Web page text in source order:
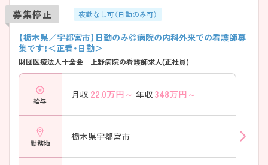
募集停止 夜勤なし可（日勤のみ可）
【栃木県／宇都宮市】日勤のみ◎病院の内科外来での看護師募
集です！＜正看・日勤＞
財団医療法人十全会 上野病院の看護師求人(正社員)
給与
月収 22.0万円～ 年収 348万円～
勤務地
栃木県宇都宮市